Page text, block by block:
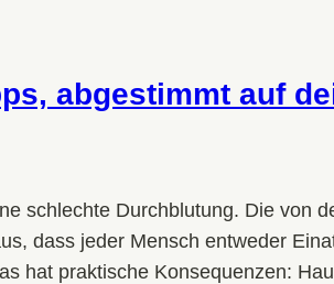
abgestimmt auf
schlechte Durchblutung. Die von
dass jeder Mensch entweder
hat praktische Konsequenzen: